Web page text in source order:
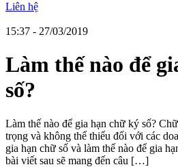
Liên hệ
15:37 - 27/03/2019
Làm thế nào để
số?
Làm thế nào để gia hạn chữ ký số?
trọng và không thể thiếu đối với các
gia hạn chữ số và làm thế nào để gia
bài viết sau sẽ mang đến câu […]